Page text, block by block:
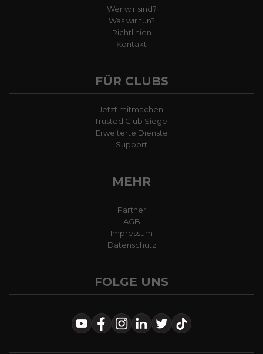
Wer wir sind?
Was wir tun?
Richtlinien
Kontakt
FÜR CLUBS
Jetzt mitmachen!
Trusted Club Siegel
Erweiterte Dienste
Support
MEHR
Partner
AGB
Impressum
Datenschutz
FOLGE UNS